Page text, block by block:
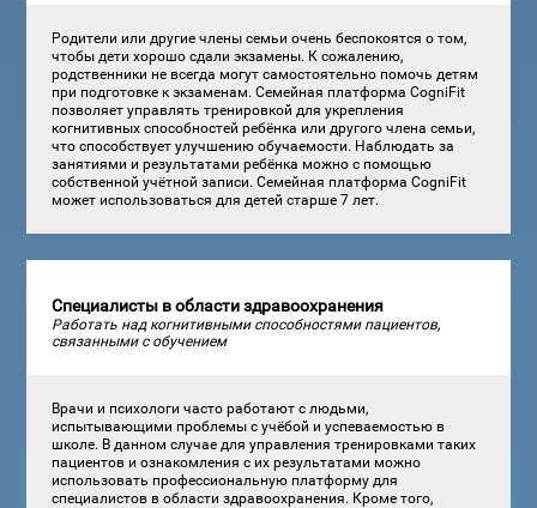
Родители или другие члены семьи очень беспокоятся о том,
чтобы дети хорошо сдали экзамены. К сожалению,
родственники не всегда могут самостоятельно помочь детям
при подготовке к экзаменам. Семейная платформа CogniFit
позволяет управлять тренировкой для укрепления
когнитивных способностей ребёнка или другого члена семьи,
что способствует улучшению обучаемости. Наблюдать за
занятиями и результатами ребёнка можно с помощью
собственной учётной записи. Семейная платформа CogniFit
может использоваться для детей старше 7 лет.
Специалисты в области здравоохранения
Работать над когнитивными способностями пациентов,
связанными с обучением
Врачи и психологи часто работают с людьми,
испытывающими проблемы с учёбой и успеваемостью в
школе. В данном случае для управления тренировками таких
пациентов и ознакомления с их результатами можно
использовать профессиональную платформу для
специалистов в области здравоохранения. Кроме того,